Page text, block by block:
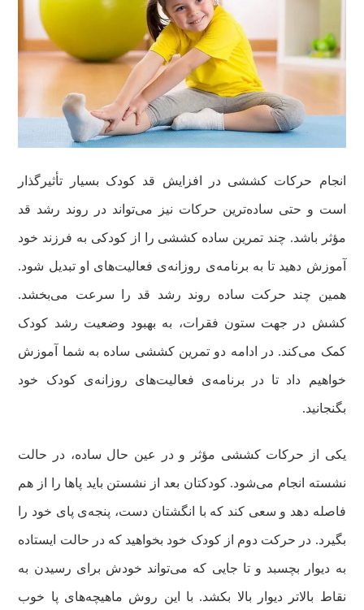
انجام حرکات کششی در افزایش قد کودک بسیار تأثیرگذار
است و حتی ساده‌ترین حرکات نیز می‌تواند در روند رشد قد
مؤثر باشد. چند تمرین ساده کششی را از کودکی به فرزند خود
آموزش دهید تا به برنامه‌ی روزانه‌ی فعالیت‌های او تبدیل شود.
همین چند حرکت ساده روند رشد قد را سرعت می‌بخشد.
کشش در جهت ستون فقرات، به بهبود وضعیت رشد کودک
کمک می‌کند. در ادامه دو تمرین کششی ساده به شما آموزش
خواهیم داد تا در برنامه‌ی فعالیت‌های روزانه‌ی کودک خود
بگنجانید.
یکی از حرکات کششی مؤثر و در عین حال ساده، در حالت
نشسته انجام می‌شود. کودکتان بعد از نشستن باید پاها را از هم
فاصله دهد و سعی کند که با انگشتان دست، پنجه‌ی پای خود را
بگیرد. در حرکت دوم از کودک خود بخواهید که در حالت ایستاده
به دیوار بچسبد و تا جایی که می‌تواند خودش برای رسیدن به
نقاط بالاتر دیوار بالا بکشد. با این روش ماهیچه‌های پا خوب